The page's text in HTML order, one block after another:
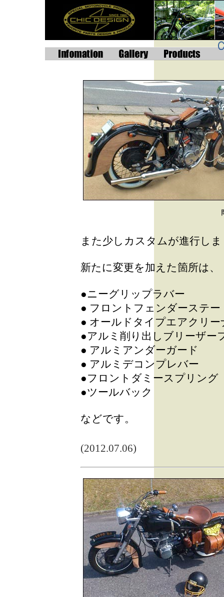
また少しカスタムが進行し
新たに変更を加えた箇所は、
●ニーグリップラバー
● フロントフェンダーステー
● オールドタイプエアクリー
●アルミ削り出しブリーザー
● アルミアンダーガード
● アルミデコンプレバー
●フロントダミースプリング
●ツールバック
などです。
(2012.07.06)